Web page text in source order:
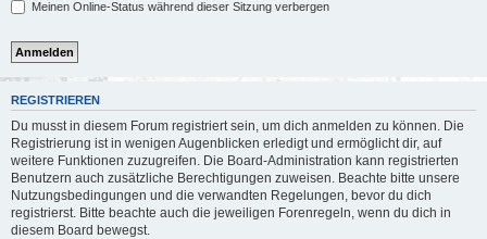
Meinen Online-Status während dieser Sitzung verbergen
REGISTRIEREN
Du musst in diesem Forum registriert sein, um dich anmelden zu können. Die
Registrierung ist in wenigen Augenblicken erledigt und ermöglicht dir, auf
weitere Funktionen zuzugreifen. Die Board-Administration kann registrierten
Benutzern auch zusätzliche Berechtigungen zuweisen. Beachte bitte unsere
Nutzungsbedingungen und die verwandten Regelungen, bevor du dich
registrierst. Bitte beachte auch die jeweiligen Forenregeln, wenn du dich in
diesem Board bewegst.